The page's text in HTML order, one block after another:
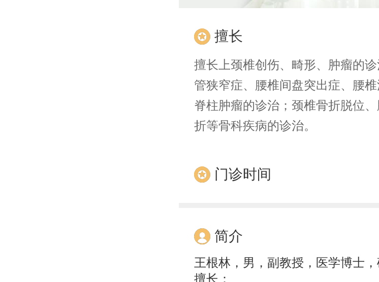
擅长
擅长上颈椎创伤、畸形、肿瘤的
管狭窄症、腰椎间盘突出症、腰椎
脊柱肿瘤的诊治；颈椎骨折脱位
折等骨科疾病的诊治。
门诊时间
简介
王根林，男，副教授，医学博士，
擅长：